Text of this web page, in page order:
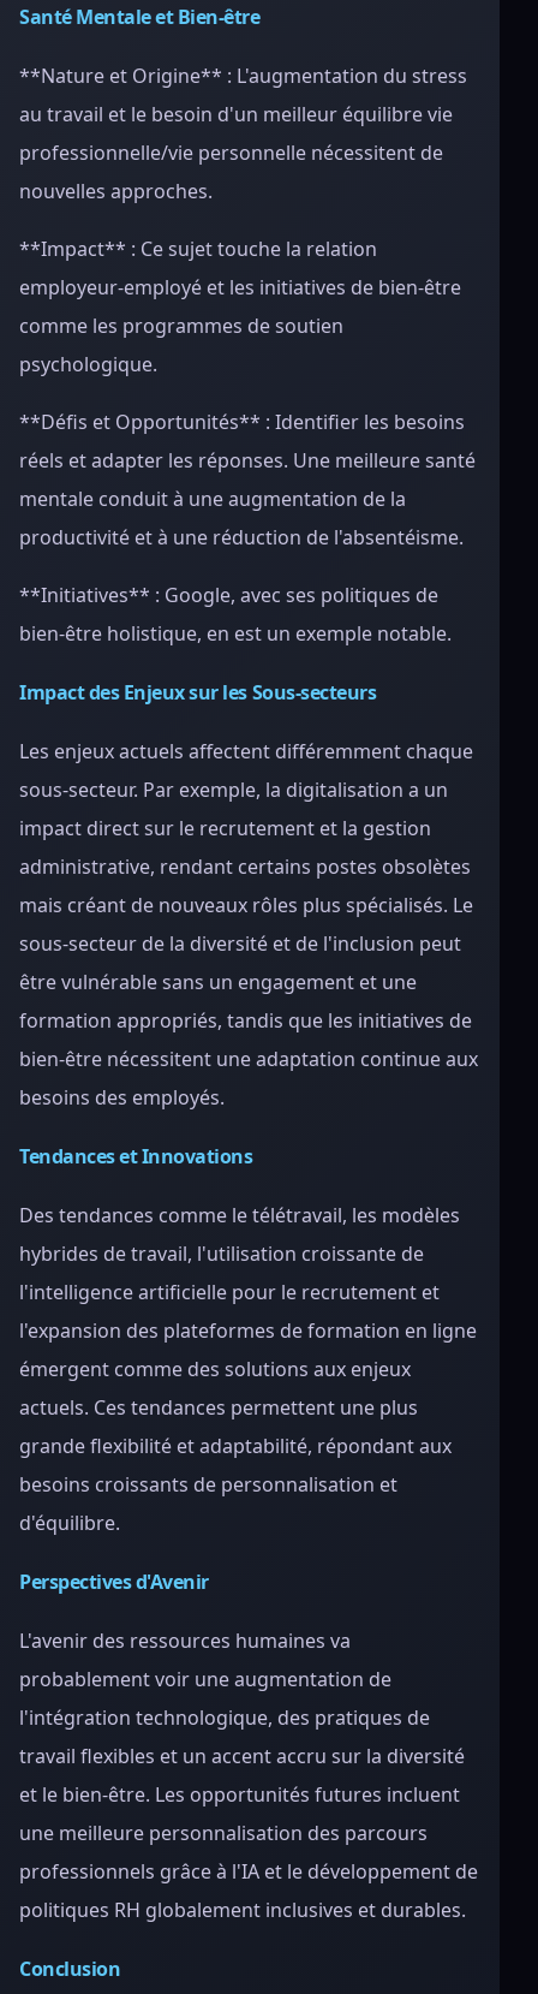
Santé Mentale et Bien-être
**Nature et Origine** : L'augmentation du stress
au travail et le besoin d'un meilleur équilibre vie
professionnelle/vie personnelle nécessitent de
nouvelles approches.
**Impact** : Ce sujet touche la relation
employeur-employé et les initiatives de bien-être
comme les programmes de soutien
psychologique.
**Défis et Opportunités** : Identifier les besoins
réels et adapter les réponses. Une meilleure santé
mentale conduit à une augmentation de la
productivité et à une réduction de l'absentéisme.
**Initiatives** : Google, avec ses politiques de
bien-être holistique, en est un exemple notable.
Impact des Enjeux sur les Sous-secteurs
Les enjeux actuels affectent différemment chaque
sous-secteur. Par exemple, la digitalisation a un
impact direct sur le recrutement et la gestion
administrative, rendant certains postes obsolètes
mais créant de nouveaux rôles plus spécialisés. Le
sous-secteur de la diversité et de l'inclusion peut
être vulnérable sans un engagement et une
formation appropriés, tandis que les initiatives de
bien-être nécessitent une adaptation continue aux
besoins des employés.
Tendances et Innovations
Des tendances comme le télétravail, les modèles
hybrides de travail, l'utilisation croissante de
l'intelligence artificielle pour le recrutement et
l'expansion des plateformes de formation en ligne
émergent comme des solutions aux enjeux
actuels. Ces tendances permettent une plus
grande flexibilité et adaptabilité, répondant aux
besoins croissants de personnalisation et
d'équilibre.
Perspectives d'Avenir
L'avenir des ressources humaines va
probablement voir une augmentation de
l'intégration technologique, des pratiques de
travail flexibles et un accent accru sur la diversité
et le bien-être. Les opportunités futures incluent
une meilleure personnalisation des parcours
professionnels grâce à l'IA et le développement de
politiques RH globalement inclusives et durables.
Conclusion